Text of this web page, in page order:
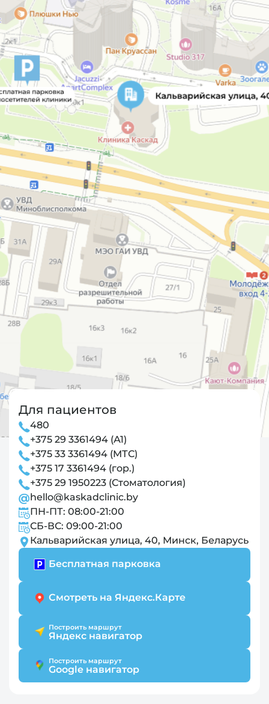
Для пациентов
480
+375 29 3361494 (А1)
+375 33 3361494 (МТС)
+375 17 3361494 (гор.)
+375 29 1950223 (Стоматология)
hello@kaskadclinic.by
ПН-ПТ: 08:00-21:00
СБ-ВС: 09:00-21:00
Кальварийская улица, 40, Минск, Беларусь
Бесплатная парковка
Смотреть на Яндекс.Карте
Построить маршрут
Яндекс навигатор
Построить маршрут
Google навигатор